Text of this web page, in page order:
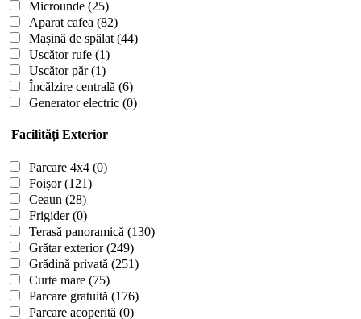
Microunde (25)
Aparat cafea (82)
Mașină de spălat (44)
Uscător rufe (1)
Uscător păr(1)
Încălzire centrală (6)
Generator electric (0)
Facilități Exterior
Parcare 4x4 (0)
Foișor(121)
Ceaun (28)
Frigider(0)
Terasă panoramică (130)
Grătar exterior(249)
Grădină privată (251)
Curte mare (75)
Parcare gratuită (176)
Parcare acoperită (0)